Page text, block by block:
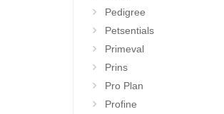
Pedigree
Petsentials
Primeval
Prins
Pro Plan
Profine